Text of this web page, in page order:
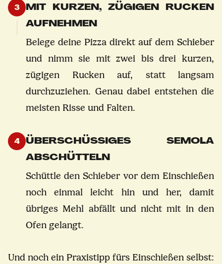
3
MIT KURZEN, ZÜGIGEN RUCKEN
AUFNEHMEN
Belege deine Pizza direkt auf dem Schieber
und nimm sie mit zwei bis drei kurzen,
zügigen Rucken auf, statt langsam
durchzuziehen. Genau dabei entstehen die
meisten Risse und Falten.
4
ÜBERSCHÜSSIGES SEMOLA
ABSCHÜTTELN
Schüttle den Schieber vor dem Einschießen
noch einmal leicht hin und her, damit
übriges Mehl abfällt und nicht mit in den
Ofen gelangt.
Und noch ein Praxistipp fürs Einschießen selbst: